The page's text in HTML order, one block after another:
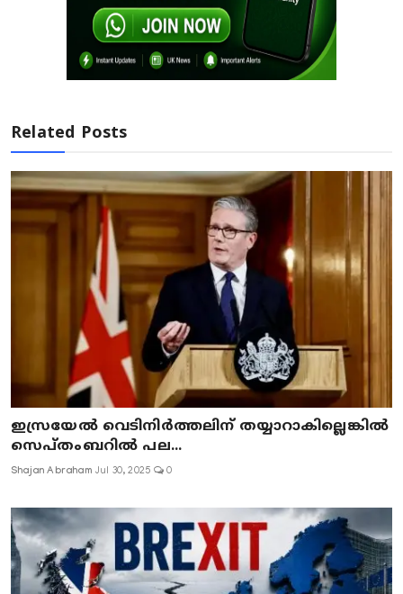
Related Posts
ഇസ്രയേൽ വെടിനിർത്തലിന് തയ്യാറാകില്ലെങ്കിൽ
സെപ്തംബറിൽ പല...
Shajan Abraham Jul 30, 2025 0